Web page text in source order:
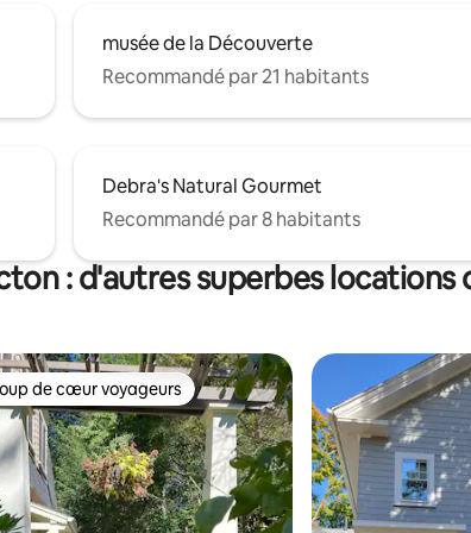
musée de la Découverte
Recommandé par 21 habitants
Debra's Natural Gourmet
Recommandé par 8 habitants
: d'autres superbes locations
de cœur voyageurs les plus appréciés
de cœur voyageurs